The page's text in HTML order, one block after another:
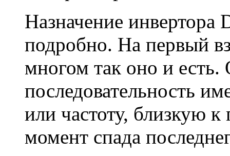
Назначение инвертора
подробно. На первый
многом так оно и есть.
последовательность
или частоту, близкую
момент спада